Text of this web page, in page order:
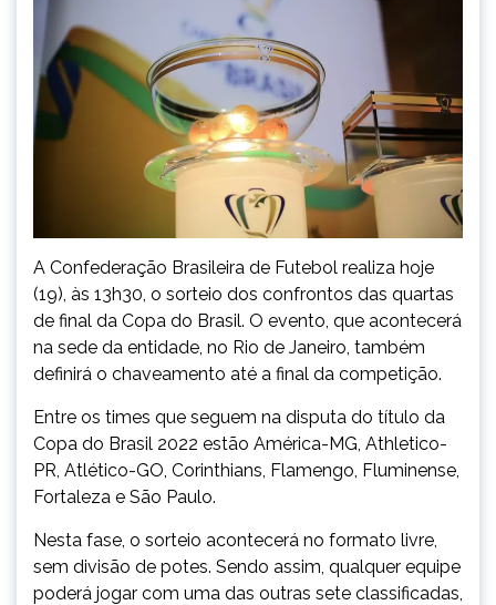
A Confederação Brasileira de Futebol realiza hoje
(19), às 13h30, o sorteio dos confrontos das quartas
de final da Copa do Brasil. O evento, que acontecerá
na sede da entidade, no Rio de Janeiro, também
definirá o chaveamento até a final da competição.
Entre os times que seguem na disputa do título da
Copa do Brasil 2022 estão América-MG, Athletico-
PR, Atlético-GO, Corinthians, Flamengo, Fluminense,
Fortaleza e São Paulo.
Nesta fase, o sorteio acontecerá no formato livre,
sem divisão de potes. Sendo assim, qualquer equipe
poderá jogar com uma das outras sete classificadas,